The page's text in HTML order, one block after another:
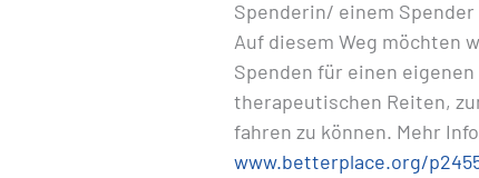
Spenderin/ einem
Auf diesem Weg möchten
Spenden für einen
therapeutischen Reiten,
fahren zu können. Mehr
www.betterplace.org/